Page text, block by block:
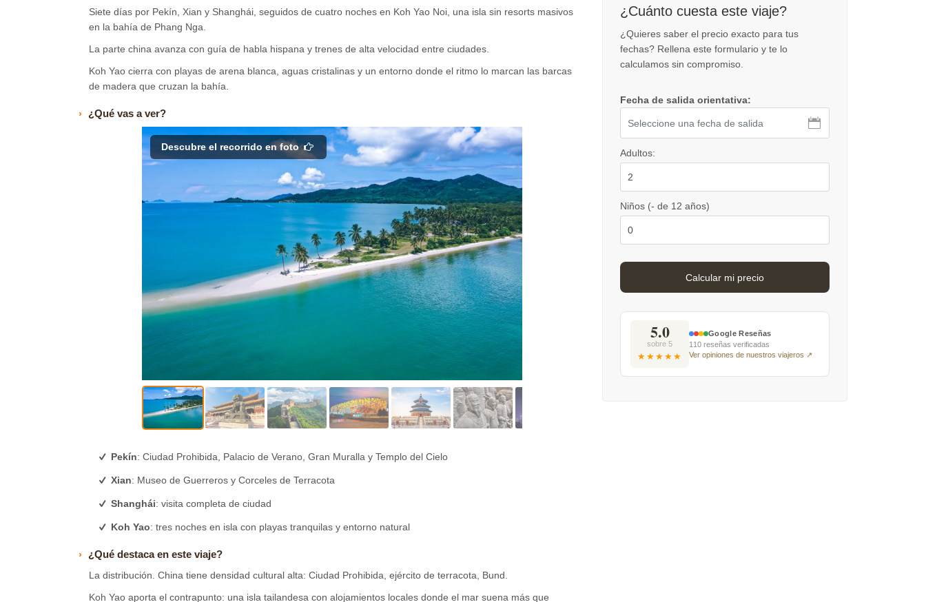
Siete días por Pekín, Xian y Shanghái, seguidos de cuatro noches en Koh Yao Noi, una isla sin resorts masivos
en la bahía de Phang Nga.
La parte china avanza con guía de habla hispana y trenes de alta velocidad entre ciudades.
Koh Yao cierra con playas de arena blanca, aguas cristalinas y un entorno donde el ritmo lo marcan las barcas
de madera que cruzan la bahía.
¿Qué vas a ver?
Descubre el recorrido en foto
Pekín: Ciudad Prohibida, Palacio de Verano, Gran Muralla y Templo del Cielo
Xian: Museo de Guerreros y Corceles de Terracota
Shanghái: visita completa de ciudad
Koh Yao: tres noches en isla con playas tranquilas y entorno natural
¿Qué destaca en este viaje?
La distribución. China tiene densidad cultural alta: Ciudad Prohibida, ejército de terracota, Bund.
Koh Yao aporta el contrapunto: una isla tailandesa con alojamientos locales donde el mar suena más que
¿Cuánto cuesta este viaje?
¿Quieres saber el precio exacto para tus
fechas? Rellena este formulario y te lo
calculamos sin compromiso.
Fecha de salida orientativa:
Adultos:
Niños (- de 12 años)
5.0
sobre 5
★★★★★
Google Reseñas
110 reseñas verificadas
Ver opiniones de nuestros viajeros ↗